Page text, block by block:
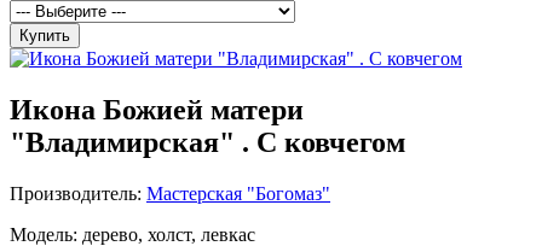
Купить
Икона Божией матери
"Владимирская" . С ковчегом
Производитель: Мастерская "Богомаз"
Модель: дерево, холст, левкас